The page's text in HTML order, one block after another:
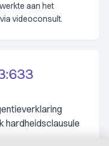
aan het
videoconsult.
hardheidsclausule